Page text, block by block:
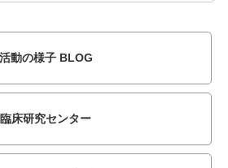
活動の様子 BLOG
臨床研究センター